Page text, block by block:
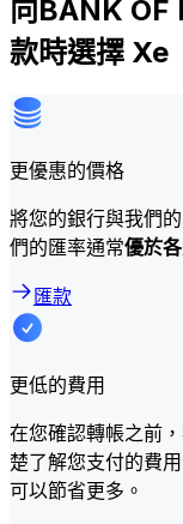
向BANK OF
款時選擇 Xe
更優惠的價格
將您的銀行與我們
們的匯率通常優於
匯款
更低的費用
在您確認轉帳之前
楚了解您支付的費
可以節省更多。